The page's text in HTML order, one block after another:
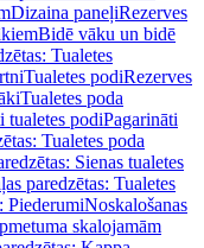
Dizaina paneļiRezerves
Bidē vāku un bidē
Tualetes
Tualetes podiRezerves
Tualetes poda
tualetes podiPagarināti
Tualetes poda
Sienas tualetes
paredzētas: Tualetes
PiederumiNoskalošanas
skalojamām